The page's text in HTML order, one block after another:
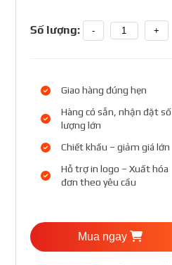
Số lượng: - +
Giao hàng đúng hẹn
Hàng có sẵn, nhận đặt số
lượng lớn
Chiết khấu – giảm giá lớn
Hỗ trợ in logo – Xuất hóa
đơn theo yêu cầu
Mua ngay